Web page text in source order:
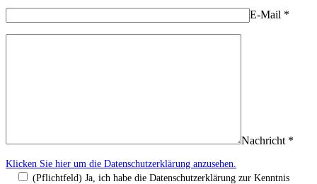
E-Mail *
Nachricht *
Klicken Sie hier um die Datenschutzerklärung anzusehen.
(Pflichtfeld) Ja, ich habe die Datenschutzerklärung zur Kenntnis